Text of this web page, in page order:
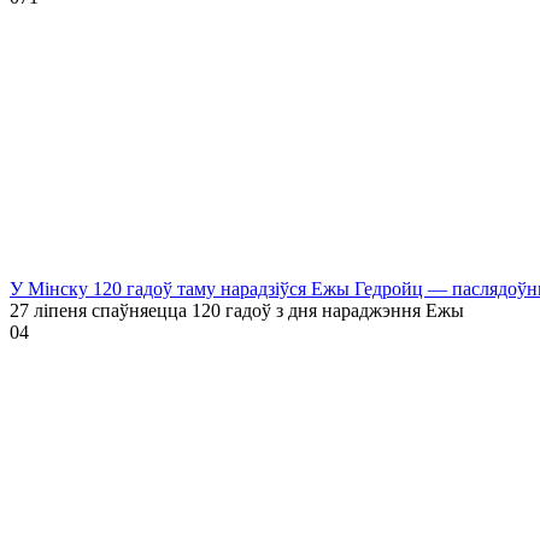
У Мінску 120 гадоў таму нарадзіўся Ежы Гедройц —
27 ліпеня спаўняецца 120 гадоў з дня нараджэння Ежы
04